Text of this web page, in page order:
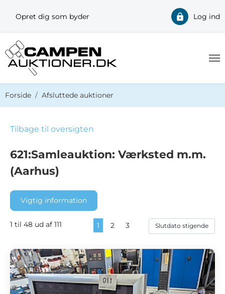
Opret dig som byder Log ind
Forside Afsluttede auktioner
Tilbage til oversigten
621:Samleauktion: Værksted m.m.
(Aarhus)
Vigtig information
1 til 48 ud af 111 1 2 3